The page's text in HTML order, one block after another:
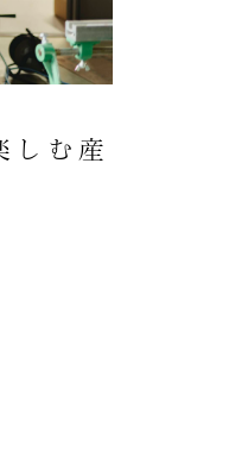
しむ産